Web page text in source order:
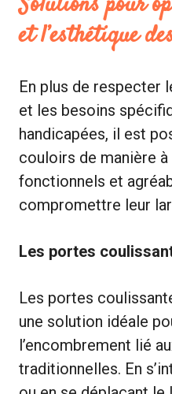
et l’esthétique
En plus de respecter
et les besoins
handicapées, il est
couloirs de manière
fonctionnels et
compromettre leur
Les portes
Les portes
une solution idéale
l’encombrement lié
traditionnelles. En